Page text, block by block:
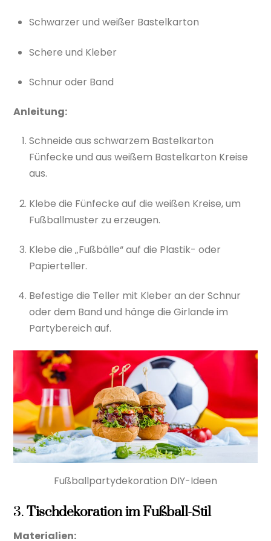
Schwarzer und weißer Bastelkarton
Schere und Kleber
Schnur oder Band
Anleitung:
Schneide aus schwarzem Bastelkarton
Fünfecke und aus weißem Bastelkarton Kreise
aus.
Klebe die Fünfecke auf die weißen Kreise, um
Fußballmuster zu erzeugen.
Klebe die „Fußbälle“ auf die Plastik- oder
Papierteller.
Befestige die Teller mit Kleber an der Schnur
oder dem Band und hänge die Girlande im
Partybereich auf.
Fußballpartydekoration DIY-Ideen
3.Tischdekoration im Fußball-Stil
Materialien: